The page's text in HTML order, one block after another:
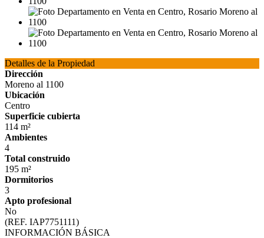
Detalles de la Propiedad
Dirección
Moreno al 1100
Ubicación
Centro
Superficie cubierta
114 m²
Ambientes
4
Total construido
195 m²
Dormitorios
3
Apto profesional
No
(REF. IAP7751111)
INFORMACIÓN BÁSICA